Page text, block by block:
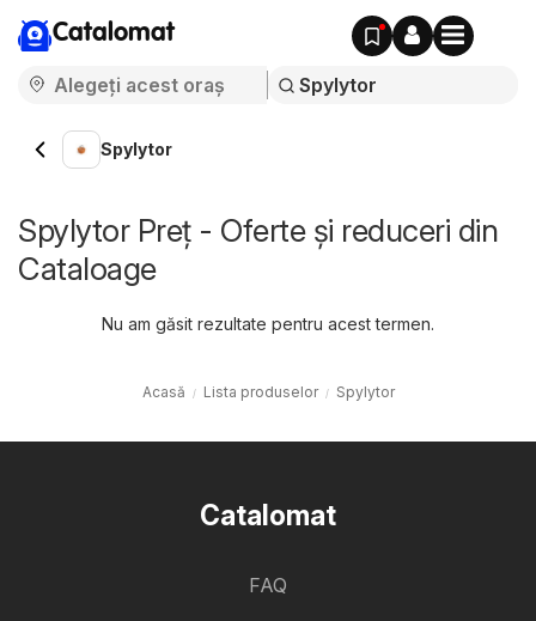
Catalomat
Spylytor
Spylytor Preț - Oferte și reduceri din
Cataloage
Nu am găsit rezultate pentru acest termen.
Acasă Lista produselor Spylytor
Catalomat
FAQ